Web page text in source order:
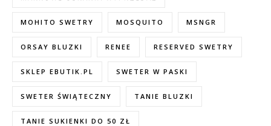
MOHITO SWETRY MOSQUITO MSNGR
ORSAY BLUZKI RENEE RESERVED SWETRY
SKLEP EBUTIK.PL SWETER W PASKI
SWETER ŚWIĄTECZNY TANIE BLUZKI
TANIE SUKIENKI DO 50 ZŁ